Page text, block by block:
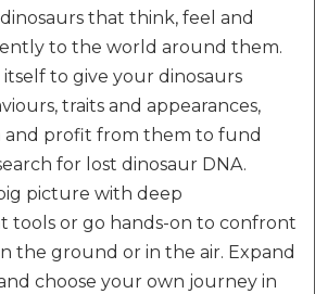
that think, feel and
to the world around them.
to give your dinosaurs
traits and appearances,
and profit from them to fund
for lost dinosaur DNA.
picture with deep
tools or go hands-on to confront
the ground or in the air. Expand
choose your own journey in